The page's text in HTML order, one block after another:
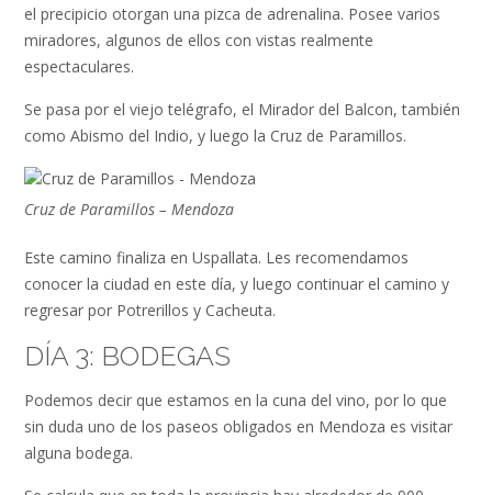
el precipicio otorgan una pizca de adrenalina. Posee varios
miradores, algunos de ellos con vistas realmente
espectaculares.
Se pasa por el viejo telégrafo, el Mirador del Balcon, también
como Abismo del Indio, y luego la Cruz de Paramillos.
Cruz de Paramillos – Mendoza
Este camino finaliza en Uspallata. Les recomendamos
conocer la ciudad en este día, y luego continuar el camino y
regresar por Potrerillos y Cacheuta.
DÍA 3: BODEGAS
Podemos decir que estamos en la cuna del vino, por lo que
sin duda uno de los paseos obligados en Mendoza es visitar
alguna bodega.